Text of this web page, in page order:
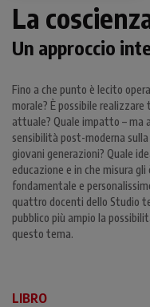
La
Un approccio
Fino a che punto è lecito
morale? È possibile
attuale? Quale impatto – ma
sensibilità post-moderna
giovani generazioni? Quale
educazione e in che misura
fondamentale e
quattro docenti dello Studio
pubblico più ampio la
questo tema.
LIBRO